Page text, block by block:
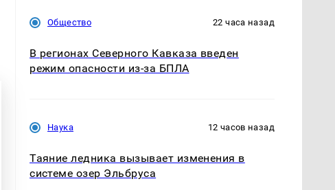
Общество 22 часа назад
В регионах Северного Кавказа введен
режим опасности из-за БПЛА
Наука 12 часов назад
Таяние ледника вызывает изменения в
системе озер Эльбруса